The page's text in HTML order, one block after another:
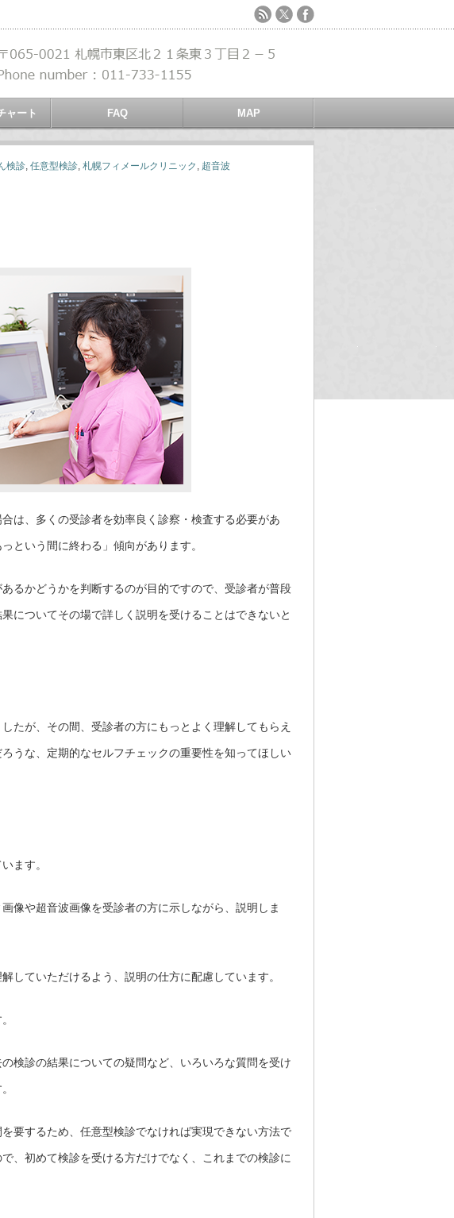
ャート FAQ MAP
検診, 任意型検診, 札幌フィメールクリニック , 超音波
は、多くの受診者を効率良く診察・検査する必要があ
という間に終わる」傾向があります。
るかどうかを判断するのが目的ですので、受診者が普段
についてその場で詳しく説明を受けることはできないと
たが、その間、受診者の方にもっとよく理解してもらえ
うな、定期的なセルフチェックの重要性を知ってほしい
ます。
像や超音波画像を受診者の方に示しながら、説明しま
していただけるよう、説明の仕方に配慮しています。
検診の結果についての疑問など、いろいろな質問を受け
要するため、任意型検診でなければ実現できない方法で
、初めて検診を受ける方だけでなく、これまでの検診に